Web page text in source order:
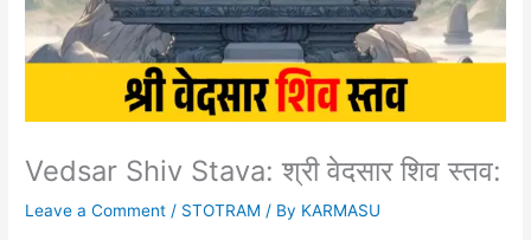
Vedsar Shiv Stava: श्री वेदसार शिव स्तव:
Leave a Comment / STOTRAM / By KARMASU